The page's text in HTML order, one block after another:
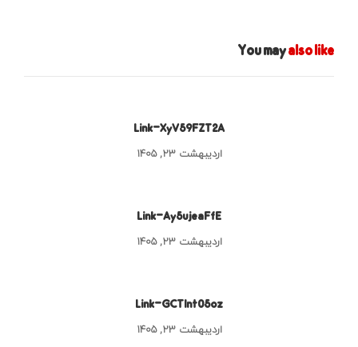
You mayalso like
Link-XyV59FZT2A
اردیبهشت ۲۳, ۱۴۰۵
Link-Ay5ujeaFfE
اردیبهشت ۲۳, ۱۴۰۵
Link-GCTInt05oz
اردیبهشت ۲۳, ۱۴۰۵